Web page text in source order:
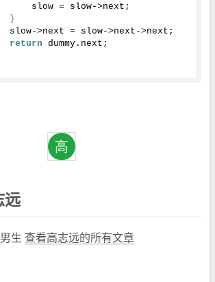
            slow = slow->next;
}
        slow->next = slow->next->next;
return dummy. next ;
远
生 查看高志远的所有文章